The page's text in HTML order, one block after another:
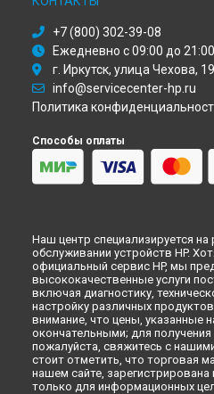
Ремонт сервера HPE ProLiant
Иркутске
Ремонт сервера HPE ProLiant
Ремонт сервера HPE ProLiant
Ремонт сервера HPE ProLiant
Красноярске
Ремонт сервера HPE ProLiant
Ульяновске
Ремонт сервера HPE ProLiant
+7 (800) 302-39-08
Ежедневно с 09:00 до 21:00
г. Иркутск, улица Чехова, 19
info@servicecenter-hp.ru
Политика
Способы оплаты
Наш центр специализируется на
обслуживании устройств HP.
официальный сервис HP, мы
высококачественные услуги
включая диагностику,
настройку различных
внимание, что цены, указанные
окончательными; для
пожалуйста, свяжитесь с
стоит отметить, что торговая
нашем сайте, зарегистрирована
только для информационных